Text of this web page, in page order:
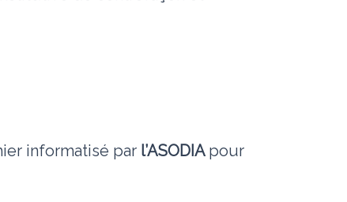
informatisé par l’ASODIA pour